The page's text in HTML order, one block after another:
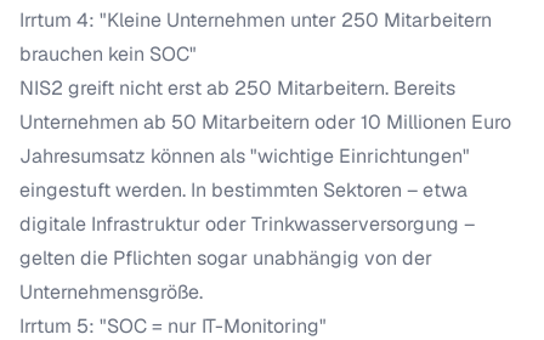
Irrtum 4: "Kleine Unternehmen unter 250 Mitarbeitern
brauchen kein SOC"
NIS2 greift nicht erst ab 250 Mitarbeitern. Bereits
Unternehmen ab 50 Mitarbeitern oder 10 Millionen Euro
Jahresumsatz können als "wichtige Einrichtungen"
eingestuft werden. In bestimmten Sektoren – etwa
digitale Infrastruktur oder Trinkwasserversorgung –
gelten die Pflichten sogar unabhängig von der
Unternehmensgröße.
Irrtum 5: "SOC = nur IT-Monitoring"